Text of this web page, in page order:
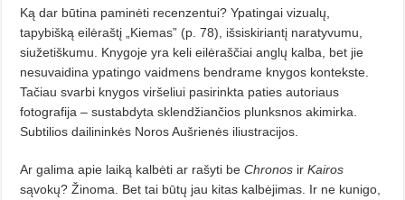
Ką dar būtina paminėti recenzentui? Ypatingai vizualų,
tapybišką eilėraštį „Kiemas” (p. 78), išsiskiriantį naratyvumu,
siužetiškumu. Knygoje yra keli eilėraščiai anglų kalba, bet jie
nesuvaidina ypatingo vaidmens bendrame knygos kontekste.
Tačiau svarbi knygos viršeliui pasirinkta paties autoriaus
fotografija – sustabdyta sklendžiančios plunksnos akimirka.
Subtilios dailininkės Noros Aušrienės iliustracijos.
Ar galima apie laiką kalbėti ar rašyti beChronos irKairos
sąvokų? Žinoma. Bet tai būtų jau kitas kalbėjimas. Ir ne kunigo,